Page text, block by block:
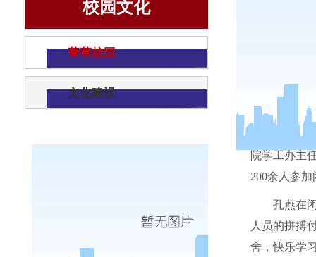
校园文化
菁菁校园
文化建设
26
院学工办主
200余人参加
孔燕在
人员的拼搏
舍，快乐学